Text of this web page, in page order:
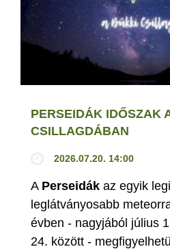
PERSEIDÁK IDŐSZAK
CSILLAGDÁBAN
2026.07.20. 14:00
A Perseidák az egyik
leglátványosabb
évben - nagyjából július
24. között -